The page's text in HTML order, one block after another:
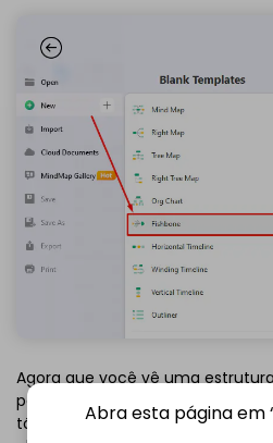
Agora que você vê uma
painel de edição, está na hora
tópicos e subtópicos na barra de
Abra esta página em